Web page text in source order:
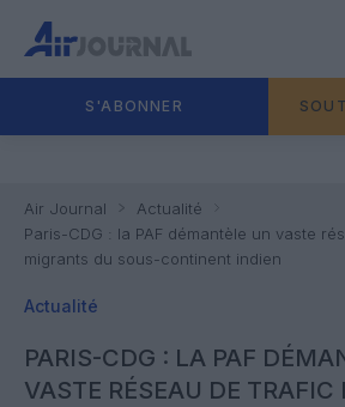
S'ABONNER
Air Journal
Actualité
Paris-CDG : la PAF démantèle un vaste
migrants du sous-continent indien
Actualité
PARIS-CDG : LA PAF
VASTE RÉSEAU DE